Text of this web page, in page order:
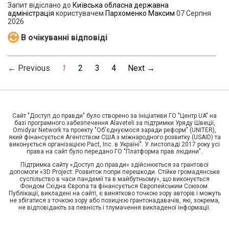
Запит відіслано до Київська обласна державна
адміністрація користувачем Пархоменко Максим 07 Серпня
2026
В очікуванні відповіді
← Previous 1 2 3 4 Next →
Сайт "Доступ до правди" було створено за ініціативи ГО "Центр UA" на
базі програмного забезпечення Alaveteli за підтримки Уряду Швеції,
Omidyar Network та проекту "Об'єднуємося заради реформ" (UNITER),
який фінансується Агентством США з міжнародного розвитку (USAID) та
виконується організацією Pact, Inc. в Україні". У листопаді 2017 року усі
права на сайт було передано ГО "Платформа прав людини".
Підтримка сайту «Доступ до правди» здійснюється за грантової
допомоги «3D Project: Розвиток попри перешкоди. Стійке громадянське
суспільство в часи пандемії та в майбутньому», що виконується
Фондом Східна Європа та фінансується Європейським Союзом.
Публікації, викладені на сайті, є винятково точкою зору авторів і можуть
не збігатися з точкою зору або позицією грантонадавачів, які, зокрема,
не відповідають за певність і тлумачення викладеної інформації.
Підписуйтесь на розсилку, щоб регулярно
отримувати актуальну інформацію щодо права на
доступ до публічної інформації в Україні
Email*
Предоставлено SendPulse